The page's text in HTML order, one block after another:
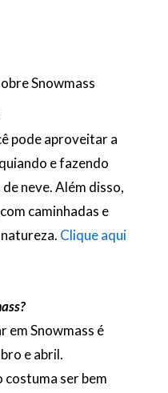
Snowmass
pode aproveitar a
e fazendo
neve. Além disso,
caminhadas e
Clique aqui
em Snowmass é
e abril.
ser bem